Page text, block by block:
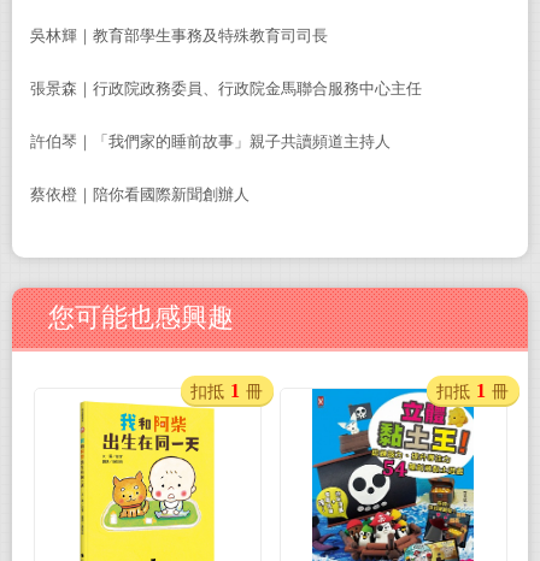
吳林輝｜教育部學生事務及特殊教育司司長
張景森｜行政院政務委員、行政院金馬聯合服務中心主任
許伯琴｜「我們家的睡前故事」親子共讀頻道主持人
蔡依橙｜陪你看國際新聞創辦人
您可能也感興趣
扣抵 1 冊 扣抵 1 冊